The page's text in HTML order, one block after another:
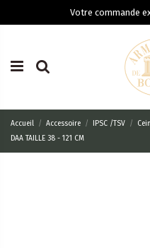
Votre commande
Accueil Accessoire IPSC /TSV
DAA TAILLE 38 - 121 CM